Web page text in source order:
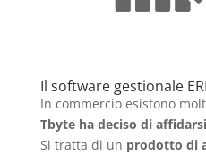
Il software gestionale
In commercio esistono
Tbyte ha deciso di
Si tratta di un prodotto di